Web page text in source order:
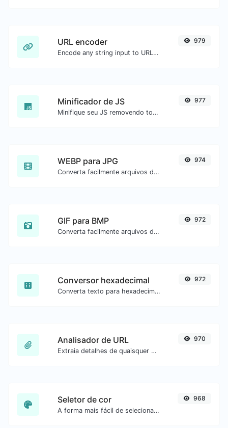
URL encoder
Encode any string input to URL format.
979
Minificador de JS
Minifique seu JS removendo todos os caracteres desnecessários.
977
WEBP para JPG
Converta facilmente arquivos de imagem WEBP para JPG.
974
GIF para BMP
Converta facilmente arquivos de imagem GIF para BMP.
972
Conversor hexadecimal
Converta texto para hexadecimal e o contrário para qualquer entrada de string.
972
Analisador de URL
Extraia detalhes de quaisquer URLs.
970
Seletor de cor
A forma mais fácil de selecionar uma cor na roda de cores e obter o resultado em qualquer formato.
968